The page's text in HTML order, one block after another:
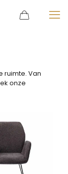
ruimte. Van
onze